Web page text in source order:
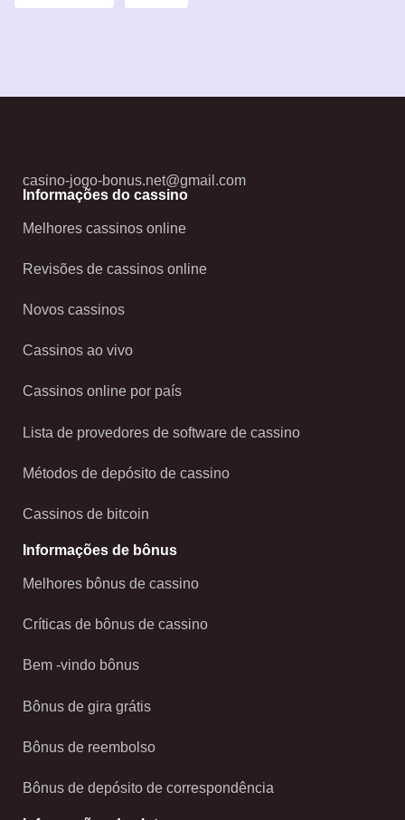
casino-jogo-bonus.net@gmail.com
Informações do cassino
Melhores cassinos online
Revisões de cassinos online
Novos cassinos
Cassinos ao vivo
Cassinos online por país
Lista de provedores de software de cassino
Métodos de depósito de cassino
Cassinos de bitcoin
Informações de bônus
Melhores bônus de cassino
Críticas de bônus de cassino
Bem -vindo bônus
Bônus de gira grátis
Bônus de reembolso
Bônus de depósito de correspondência